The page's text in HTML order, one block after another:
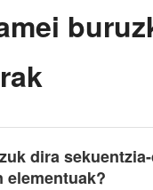
dira
elementuak?